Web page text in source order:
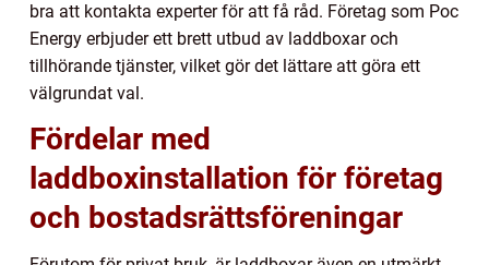
bra att kontakta experter för att få råd. Företag som Poc
Energy erbjuder ett brett utbud av laddboxar och
tillhörande tjänster, vilket gör det lättare att göra ett
välgrundat val.
Fördelar med
laddboxinstallation för företag
och bostadsrättsföreningar